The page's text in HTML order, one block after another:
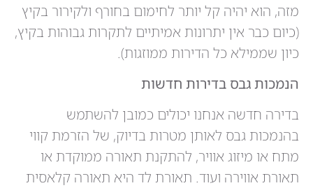
מזה, הוא יהיה קל יותר לחימום בחורף ולקירור בקיץ
(כיום כבר אין יתרונות אמיתיים לתקרות גבוהות בקיץ,
כיון שממילא כל הדירות ממוזגות).
הנמכות גבס בדירות חדשות
בדירה חדשה אנחנו יכולים כמובן להשתמש
בהנמכות גבס לאותן מטרות בדיוק, של הזרמת קווי
מתח או מיזוג אוויר, להתקנת תאורה ממוקדת או
תאורת אווירה ועוד. תאורת לד היא תאורה קלאסית